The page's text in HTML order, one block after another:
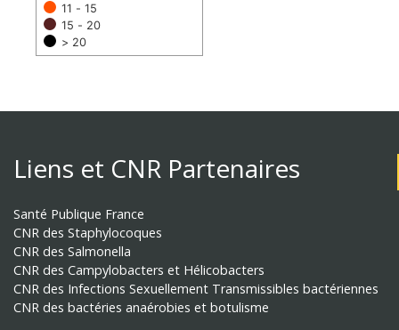
11 - 15
15 - 20
> 20
Liens et CNR Partenaires
Santé Publique France
CNR des Staphylocoques
CNR des Salmonella
CNR des Campylobacters et Hélicobacters
CNR des Infections Sexuellement Transmissibles bactériennes
CNR des bactéries anaérobies et botulisme